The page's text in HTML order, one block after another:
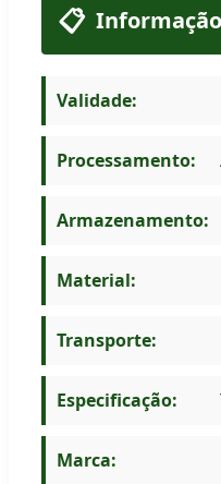
📋
Validade:
Processamento:
Armazenamento:
Material:
Transporte:
Especificação:
Marca: